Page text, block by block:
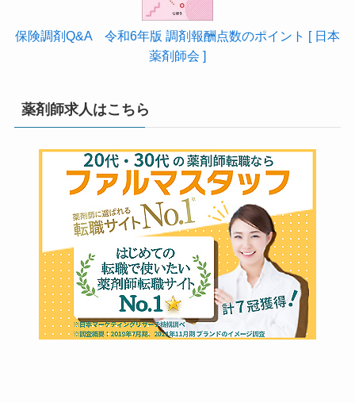
保険調剤Q&A 令和6年版 調剤報酬点数のポイント [ 日本
薬剤師会 ]
薬剤師求人はこちら